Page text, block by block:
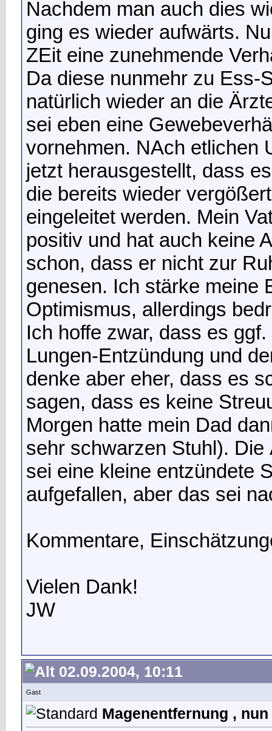
Nachdem man auch dies
ging es wieder aufwärts.
ZEit eine zunehmende
Da diese nunmehr zu Ess-
natürlich wieder an die
sei eben eine
vornehmen. NAch etlichen
jetzt herausgestellt, dass
die bereits wieder
eingeleitet werden. Mein
positiv und hat auch keine
schon, dass er nicht zur
genesen. Ich stärke meine
Optimismus, allerdings
Ich hoffe zwar, dass es
Lungen-Entzündung und
denke aber eher, dass es
sagen, dass es keine
Morgen hatte mein Dad
sehr schwarzen Stuhl).
sei eine kleine entzündete
aufgefallen, aber das sei
Kommentare,
Vielen Dank!
JW
02.09.2004, 10:11
Gast
Magenentfernung ,